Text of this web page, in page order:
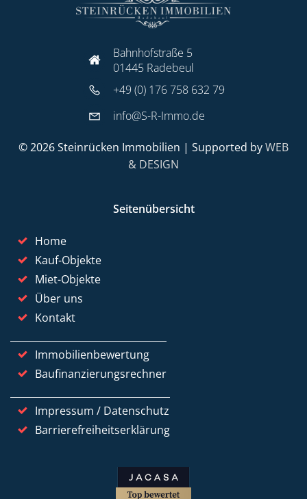
Bahnhofstraße 5
01445 Radebeul
+49 (0) 176 758 632 79
info@S-R-Immo.de
© 2026 Steinrücken Immobilien | Supported byWEB
& DESIGN
Seitenübersicht
Home
Kauf-Objekte
Miet-Objekte
Über uns
Kontakt
Immobilienbewertung
Baufinanzierungsrechner
Impressum / Datenschutz
Barrierefreiheitserklärung